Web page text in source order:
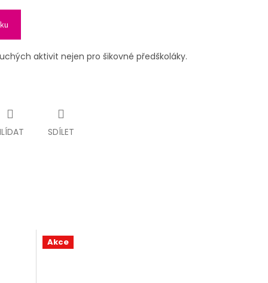
aktivit nejen pro šikovné předškoláky.
SDÍLET
Akce